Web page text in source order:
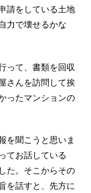
請をしている土地
力で壊せるかな
って、書類を回収
さんを訪問して挨
ったマンションの
を聞こうと思いま
てお話している
た。そこからその
を話すと、先方に